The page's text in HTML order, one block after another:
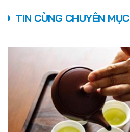
TIN CÙNG CHUYÊN MỤC